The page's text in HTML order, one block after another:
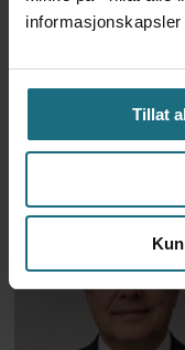
Tillat
Var alene
måneder
motorbåt